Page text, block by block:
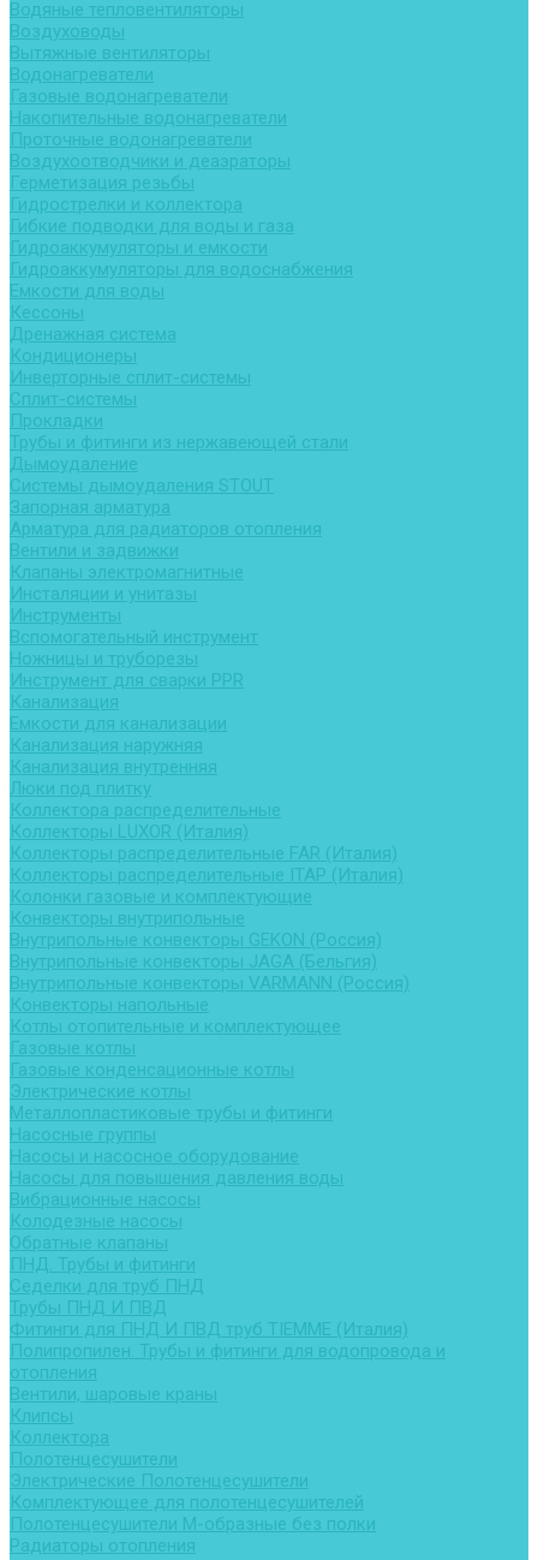
Водяные тепловентиляторы
Воздуховоды
Вытяжные вентиляторы
Водонагреватели
Газовые водонагреватели
Накопительные водонагреватели
Проточные водонагреватели
Воздухоотводчики и деаэраторы
Герметизация резьбы
Гидрострелки и коллектора
Гибкие подводки для воды и газа
Гидроаккумуляторы и емкости
Гидроаккумуляторы для водоснабжения
Емкости для воды
Кессоны
Дренажная система
Кондиционеры
Инверторные сплит-системы
Сплит-системы
Прокладки
Трубы и фитинги из нержавеющей стали
Дымоудаление
Системы дымоудаления STOUT
Запорная арматура
Арматура для радиаторов отопления
Вентили и задвижки
Клапаны электромагнитные
Инсталяции и унитазы
Инструменты
Вспомогательный инструмент
Ножницы и труборезы
Инструмент для сварки PPR
Канализация
Емкости для канализации
Канализация наружняя
Канализация внутренняя
Люки под плитку
Коллектора распределительные
Коллекторы LUXOR (Италия)
Коллекторы распределительные FAR (Италия)
Коллекторы распределительные ITAP (Италия)
Колонки газовые и комплектующие
Конвекторы внутрипольные
Внутрипольные конвекторы GEKON (Россия)
Внутрипольные конвекторы JAGA (Бельгия)
Внутрипольные конвекторы VARMANN (Россия)
Конвекторы напольные
Котлы отопительные и комплектующее
Газовые котлы
Газовые конденсационные котлы
Электрические котлы
Металлопластиковые трубы и фитинги
Насосные группы
Насосы и насосное оборудование
Насосы для повышения давления воды
Вибрационные насосы
Колодезные насосы
Обратные клапаны
ПНД. Трубы и фитинги
Седелки для труб ПНД
Трубы ПНД И ПВД
Фитинги для ПНД И ПВД труб TIEMME (Италия)
Полипропилен. Трубы и фитинги для водопровода и
отопления
Вентили, шаровые краны
Клипсы
Коллектора
Полотенцесушители
Электрические Полотенцесушители
Комплектующее для полотенцесушителей
Полотенцесушители М-образные без полки
Радиаторы отопления